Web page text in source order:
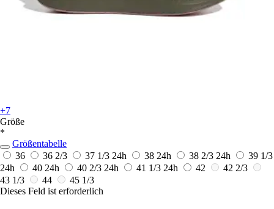
+7
Größe
*
Größentabelle
36
36 2/3 37 1/3 24h 38 24h 38 2/3 24h
39 1/3
24h
40 24h 40 2/3 24h 41 1/3 24h 42
42 2/3
43 1/3
44
45 1/3
Dieses Feld ist erforderlich